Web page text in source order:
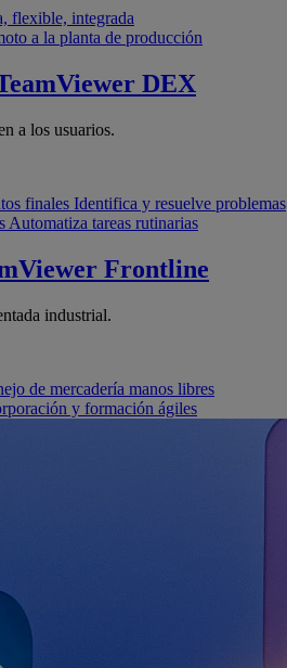
flexible, integrada
a la planta de producción
DEX
a los usuarios.
finales Identifica y resuelve problemas
Automatiza tareas rutinarias
Frontline
industrial.
de mercadería manos libres
y formación ágiles